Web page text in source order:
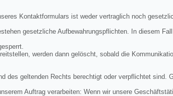
Kontaktformulars ist weder vertraglich noch
gesetzliche Aufbewahrungspflichten. In diesem
werden dann gelöscht, sobald die
des geltenden Rechts berechtigt oder verpflichtet sind.
Auftrag verarbeiten: Wenn wir unsere